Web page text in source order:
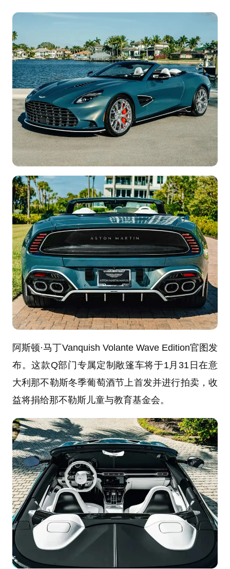
阿斯顿·马丁Vanquish Volante Wave Edition官图发
布。这款Q部门专属定制敞篷车将于1月31日在意
大利那不勒斯冬季葡萄酒节上首发并进行拍卖，收
益将捐给那不勒斯儿童与教育基金会。